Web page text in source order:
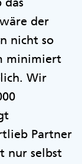
der
nicht so
minimiert
Wir
Partner
nur selbst